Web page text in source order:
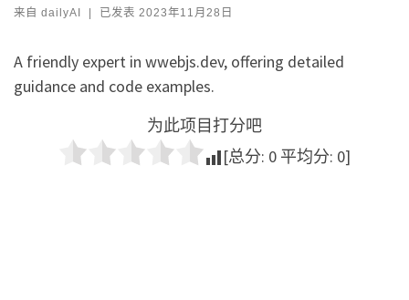
来自 dailyAI | 已发表 2023年11月28日
A friendly expert in wwebjs.dev, offering detailed
guidance and code examples.
为此项目打分吧
[总分: 0 平均分: 0]